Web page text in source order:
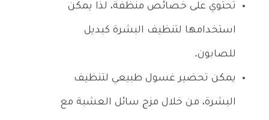
تحتوي على خصائص منظفة، لذا يمكن
استخدامها لتنظيف البشرة كبديل
للصابون.
يمكن تحضير غسول طبيعي لتنظيف
البشرة، من خلال مزج سائل العشبة مع